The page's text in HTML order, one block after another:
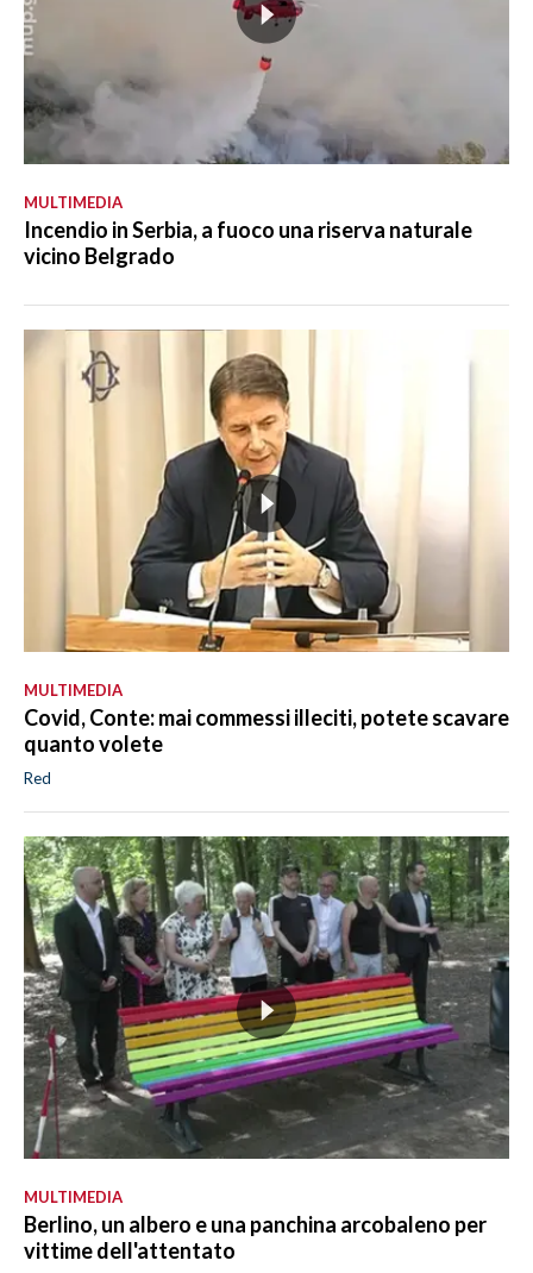
MULTIMEDIA
Incendio in Serbia, a fuoco una riserva naturale
vicino Belgrado
MULTIMEDIA
Covid, Conte: mai commessi illeciti, potete scavare
quanto volete
Red
MULTIMEDIA
Berlino, un albero e una panchina arcobaleno per
vittime dell'attentato